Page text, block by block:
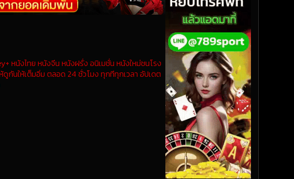
หนังไทย หนังจีน หนังฝรั่ง อนิเมชั่น หนังใหม่ชนโรง
ดูกันให้เต็มอิ่ม ตลอด 24 ชั่วโมง ทุกทีทุกเวลา อัปเดต